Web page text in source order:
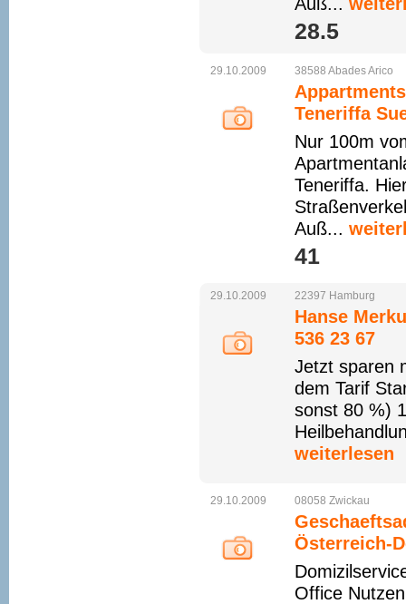
28.5 
29.10.2009 38588 AbadesArico
Teneriffa
Nur 100m
Teneriffa.
Auß...
41 
29.10.2009 22397 Hamburg
Hanse
536 23 67
Jetzt sparen
dem Tarif
sonst 80 %)
weiterlesen
29.10.2009 08058 Zwickau
Österreich-
Office